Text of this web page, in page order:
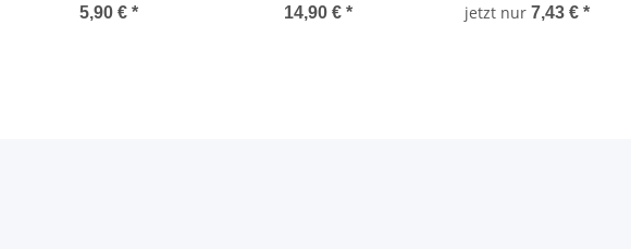
Typ 120
5,90 € *
ENTKALKTEM WASSER -
14,90 € *
Strong Fixing 100 ml
jetzt nur 7,43 € *